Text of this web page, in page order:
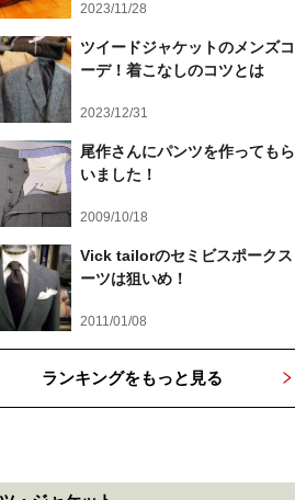
2023/11/28
ツイードジャケットのメンズコ
ーデ！着こなしのコツとは
2023/12/31
尾作さんにパンツを作ってもら
いました！
2009/10/18
Vick tailorのセミビスポークス
ーツは狙いめ！
2011/01/08
ランキングをもっと見る